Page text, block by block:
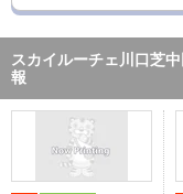
スカイルーチェ川口芝
報